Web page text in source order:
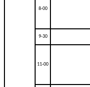
8-00
9-30
11-00